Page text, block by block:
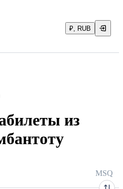
₽, RUB
из
MSQ